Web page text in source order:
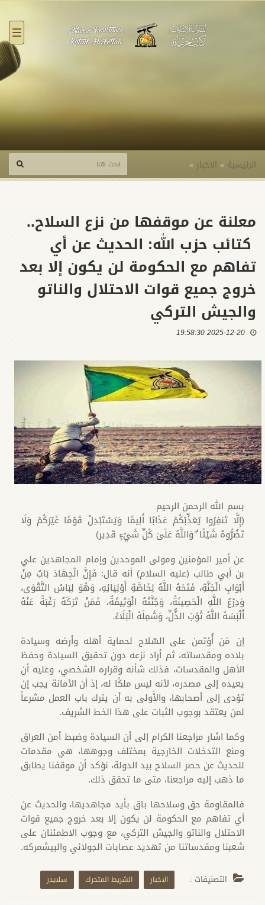
الرئيسية » الاخبار »
معلنة عن موقفها من نزع السلاح..
كتائب حزب الله: الحديث عن أي
تفاهم مع الحكومة لن يكون إلا بعد
خروج جميع قوات الاحتلال والناتو
والجيش التركي
2025-12-20 19:58:30
بسم الله الرحمن الرحيم
(إِلَّا تَنفِرُوا يُعَذِّبْكُمْ عَذَابًا أَلِيمًا وَيَسْتَبْدِلْ قَوْمًا غَيْرَكُمْ وَلَا
تَضُرُّوهُ شَيْئًا ۗ وَاللَّهُ عَلَىٰ كُلِّ شَيْءٍ قَدِير)
عن أمير المؤمنين ومولى الموحدين وإمام المجاهدين علي
بن أبي طالب (عليه السلام) أنه قال: فَإِنَّ الْجِهَادَ بَابٌ مِنْ
أَبْوَابِ الْجَنَّةِ، فَتَحَهُ اللَّهُ لِخَاصَّةِ أَوْلِيَائِهِ، وَهُوَ لِبَاسُ التَّقْوَى،
وَدِرْعُ اللَّهِ الْحَصِينَةُ، وَجُنَّتُهُ الْوَثِيقَةُ، فَمَنْ تَرَكَهُ رَغْبَةً عَنْهُ
أَلْبَسَهُ اللَّهُ ثَوْبَ الذُّلِّ، وَشَمِلَهُ الْبَلَاءُ.
إن مَن أُؤتمن على السّلاح لحماية أهله وأرضه وسيادة
بلاده ومقدساته، ثم أراد نزعه دون تحقيق السيادة وحفظ
الأهل والمقدسات، فذلك شأنه وقراره الشخصي، وعليه أن
يعيده إلى مصدره، لأنه ليس ملكًا له، إذ أن الأمانة يجب إن
تؤدى إلى أصحابها، والأَولى به أن يترك باب العمل مشرعاً
لمن يعتقد بوجوب الثبات على هذا الخط الشريف.
وكما اشار مراجعنا الكرام إلى أن السيادة وضبط أمن العراق
ومنع التدخلات الخارجية بمختلف وجوهها، هي مقدمات
للحديث عن حصر السلاح بيد الدولة، نؤكد أن موقفنا يطابق
ما ذهب إليه مراجعنا، متى ما تحقق ذلك.
فالمقاومة حق وسلاحها باق بأيد مجاهديها، والحديث عن
أي تفاهم مع الحكومة لن يكون إلا بعد خروج جميع قوات
الاحتلال والناتو والجيش التركي، مع وجوب الاطمئنان على
شعبنا ومقدساتنا من تهديد عصابات الجولاني والبيشمركه.
التصنيفات : الاخبار الشريط المتحرك سلايدر